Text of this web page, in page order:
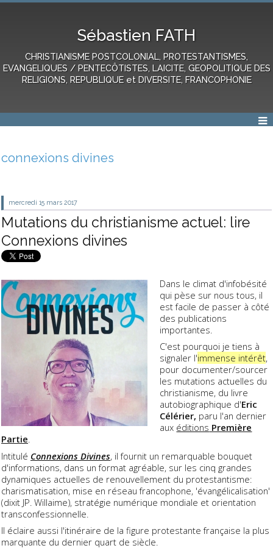
Sébastien FATH
CHRISTIANISME POSTCOLONIAL, PROTESTANTISMES,
EVANGELIQUES / PENTECÔTISTES, LAICITE, GEOPOLITIQUE DES
RELIGIONS, REPUBLIQUE et DIVERSITE, FRANCOPHONIE
connexions divines
mercredi 15 mars 2017
Mutations du christianisme actuel: lire
Connexions divines
Dans le climat d'infobésité
qui pèse sur nous tous, il
est facile de passer à côté
des publications
importantes.
C'est pourquoi je tiens à
signaler l'immense intérêt,
pour documenter/sourcer
les mutations actuelles du
christianisme, du livre
autobiographique d'Eric
Célérier, paru l'an dernier
aux éditions Première
Partie.
Intitulé Connexions Divines, il fournit un remarquable bouquet
d'informations, dans un format agréable, sur les cinq grandes
dynamiques actuelles de renouvellement du protestantisme:
charismatisation, mise en réseau francophone, 'évangélicalisation'
(dixit JP. Willaime), stratégie numérique mondiale et orientation
transconfessionnelle.
Il éclaire aussi l'itinéraire de la figure protestante française la plus
marquante du dernier quart de siècle.